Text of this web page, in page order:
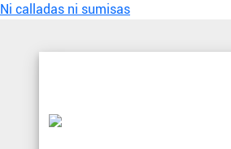
Ni calladas ni sumisas